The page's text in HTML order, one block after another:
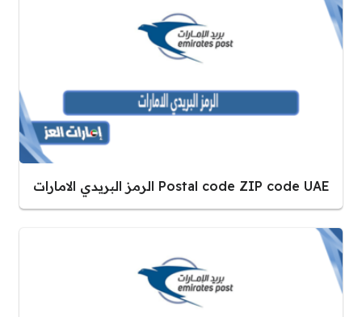
Postal code ZIP code UAE الرمز البريدي الامارات